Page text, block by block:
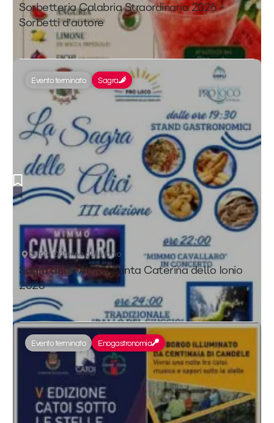
Sorbetteria Calabria Straordinaria 2026 -
Sorbetti d’autore
Santa Caterina dello Ionio
Sagra delle Alici a Santa Caterina dello Ionio
2026
Evento terminato Sagra
Evento terminato Enogastronomia